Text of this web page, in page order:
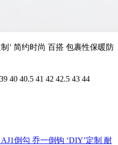
’ 简约时尚 百搭 包裹性保暖防
40 40.5 41 42 42.5 43 44
AJ1倒勾 乔一倒钩 ‘DIY’定制 耐